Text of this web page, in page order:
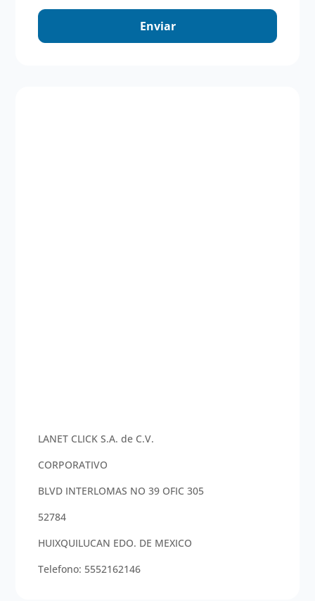
LANET CLICK S.A. de C.V.
CORPORATIVO
BLVD INTERLOMAS NO 39 OFIC 305
52784
HUIXQUILUCAN EDO. DE MEXICO
Telefono: 5552162146